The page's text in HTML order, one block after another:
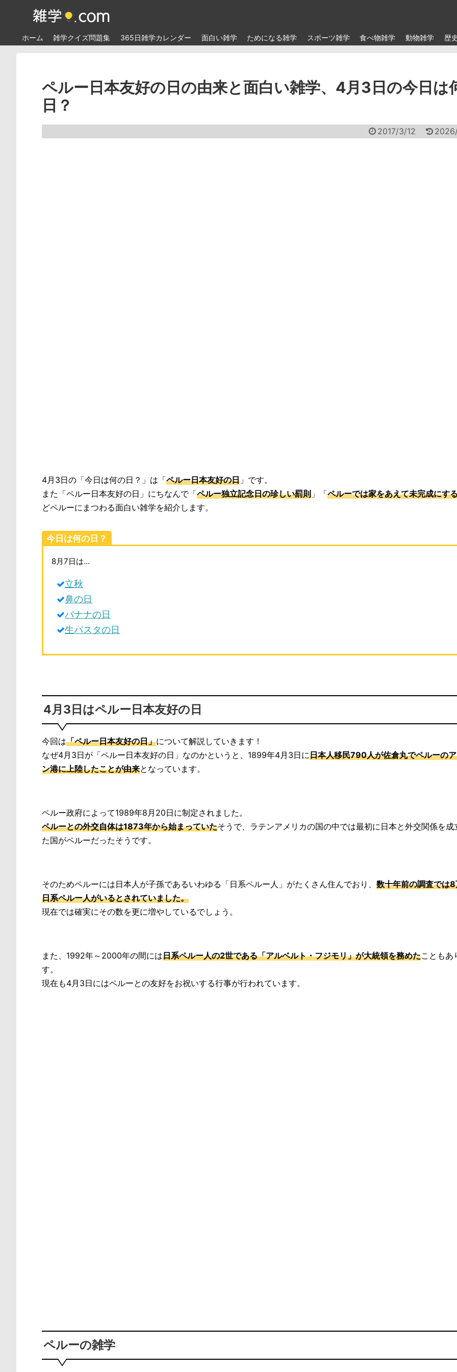
ホーム 雑学クイズ問題集 365日雑学カレンダー 面白い雑学 ためになる雑学 スポーツ雑学 食べ物雑学 動物雑学 歴
ペルー日本友好の日の由来と面白い雑学、4月3日の今日は
日？
2017/3/12
4月3日の「今日は何の日？」は「ペルー日本友好の日 」です。
また「ペルー日本友好の日」にちなんで「ペルー独立記念日の珍しい罰則 」「ペルーでは家をあえて未完成にす
どペルーにまつわる面白い雑学を紹介します。
今日は何の日？
8月7日は…
立秋
鼻の日
バナナの日
生パスタの日
4月3日はペルー日本友好の日
今回は「ペルー日本友好の日」について解説していきます！
なぜ4月3日が「ペルー日本友好の日」なのかというと、1899年4月3日に日本人移民790人が佐倉丸でペルーの
ン港に上陸したことが由来となっています。
ペルー政府によって1989年8月20日に制定されました。
ペルーとの外交自体は1873年から始まっていたそうで、ラテンアメリカの国の中では最初に日本と外交関係を成
た国がペルーだったそうです。
そのためペルーには日本人が子孫であるいわゆる「日系ペルー人」がたくさん住んでおり、 数十年前の調査では
日系ペルー人がいるとされていました。
現在では確実にその数を更に増やしているでしょう。
また、1992年～2000年の間には日系ペルー人の2世である「アルベルト・フジモリ」が大統領を務めたこともあ
す。
現在も4月3日にはペルーとの友好をお祝いする行事が行われています。
ペルーの雑学